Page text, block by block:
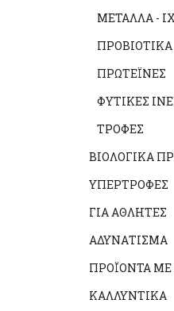
ΜΕΤΑΛΛΑ -
ΠΡΟΒΙΟΤΙΚΑ
ΠΡΩΤΕΪΝΕΣ
ΦΥΤΙΚΕΣ
ΤΡΟΦΕΣ
ΒΙΟΛΟΓΙΚΑ
ΥΠΕΡΤΡΟΦΕΣ
ΓΙΑ ΑΘΛΗΤΕΣ
ΑΔΥΝΑΤΙΣΜΑ
ΠΡΟΪΟΝΤΑ ΜΕ
ΚΑΛΛΥΝΤΙΚΑ